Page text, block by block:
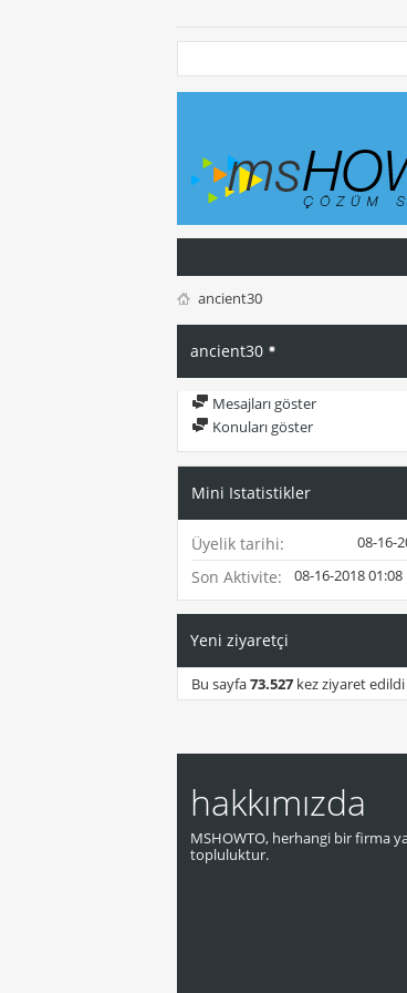
ancient30
ancient30
Mesajları göster
Konuları göster
Mini Istatistikler
Üyelik tarihi 08-16-
Son Aktivite 08-16-201801:08
Yeni ziyaretçi
Bu sayfa73.527 kez ziyaret edildi
hakkımızda
MSHOWTO, herhangi bir firma
topluluktur.